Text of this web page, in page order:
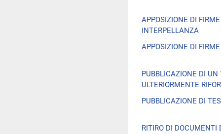
APPOSIZIONE DI
INTERPELLANZA
APPOSIZIONE DI
PUBBLICAZIONE DI UN
ULTERIORMENTE
PUBBLICAZIONE DI
RITIRO DI DOCUMENTI